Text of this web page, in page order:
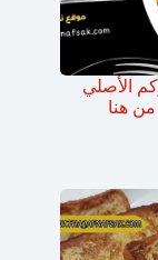
الأصلي
هنا